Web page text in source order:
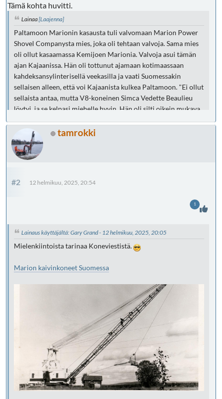
Tämä kohta huvitti.
Lainaa[Laajenna]
Paltamoon Marionin kasausta tuli valvomaan Marion Power
Shovel Companysta mies, joka oli tehtaan valvoja. Sama mies
oli ollut kasaamassa Kemijoen Marionia. Valvoja asui tämän
ajan Kajaanissa. Hän oli tottunut ajamaan kotimaassaan
kahdeksansylinterisellä veekasilla ja vaati Suomessakin
sellaisen alleen, että voi Kajaanista kulkea Paltamoon. "Ei ollut
sellaista antaa, mutta V8-koneinen Simca Vedette Beaulieu
löytyi, ja se kelpasi miehelle hyvin. Hän oli silti oikein mukava,
tamrokki
#2 12 helmikuu, 2025, 20:54
Lainaus käyttäjältä: Gary Grand - 12 helmikuu, 2025, 20:05
Mielenkiintoista tarinaa Koneviestistä.
Marion kaivinkoneet Suomessa
1